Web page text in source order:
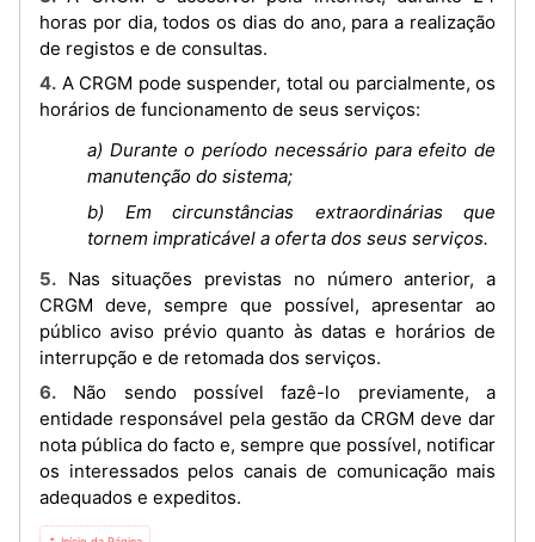
horas por dia, todos os dias do ano, para a realização
de registos e de consultas.
4. A CRGM pode suspender, total ou parcialmente, os
horários de funcionamento de seus serviços:
a) Durante o período necessário para efeito de
manutenção do sistema;
b) Em circunstâncias extraordinárias que
tornem impraticável a oferta dos seus serviços.
5. Nas situações previstas no número anterior, a
CRGM deve, sempre que possível, apresentar ao
público aviso prévio quanto às datas e horários de
interrupção e de retomada dos serviços.
6. Não sendo possível fazê-lo previamente, a
entidade responsável pela gestão da CRGM deve dar
nota pública do facto e, sempre que possível, notificar
os interessados pelos canais de comunicação mais
adequados e expeditos.